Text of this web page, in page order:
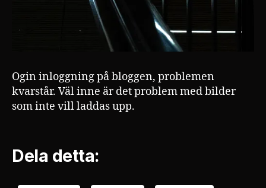
Ogin inloggning på bloggen, problemen
kvarstår. Väl inne är det problem med bilder
som inte vill laddas upp.
Dela detta: